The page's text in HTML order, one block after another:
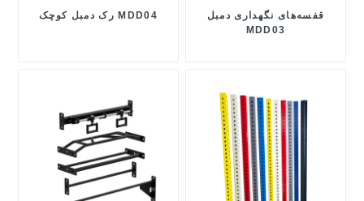
رک دمبل کوچک MDD04
قفسه‌های نگهداری دمبل
MDD03